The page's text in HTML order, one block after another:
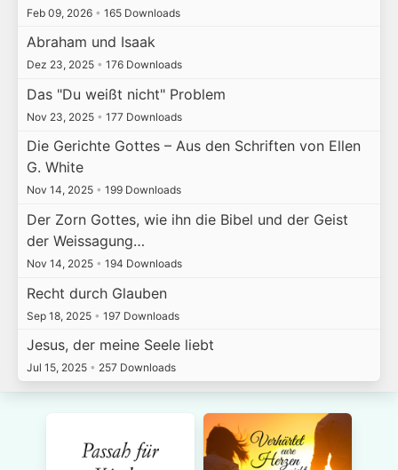
Feb 09, 2026 • 165 Downloads
Abraham und Isaak
Dez 23, 2025 • 176 Downloads
Das "Du weißt nicht" Problem
Nov 23, 2025 • 177 Downloads
Die Gerichte Gottes – Aus den Schriften von Ellen
G. White
Nov 14, 2025 • 199 Downloads
Der Zorn Gottes, wie ihn die Bibel und der Geist
der Weissagung…
Nov 14, 2025 • 194 Downloads
Recht durch Glauben
Sep 18, 2025 • 197 Downloads
Jesus, der meine Seele liebt
Jul 15, 2025 • 257 Downloads